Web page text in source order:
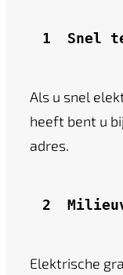
Snel
Als u snel
heeft bent u
adres.
Elektrische